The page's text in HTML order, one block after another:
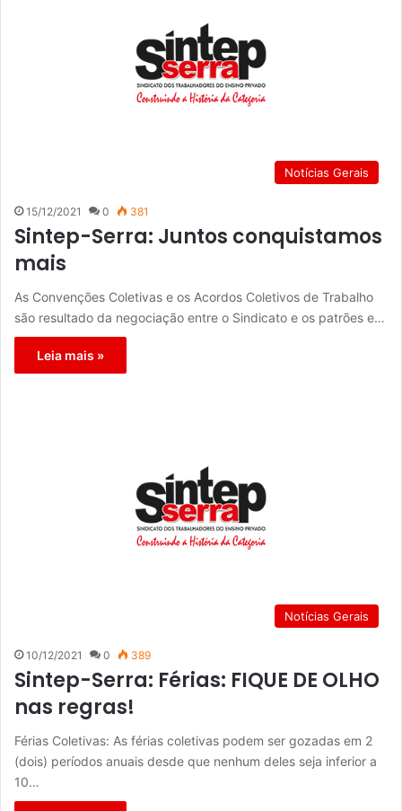
Notícias Gerais
15/12/2021 0 381
Sintep-Serra: Juntos conquistamos
mais
As Convenções Coletivas e os Acordos Coletivos de Trabalho
são resultado da negociação entre o Sindicato e os patrões e…
Leia mais »
Notícias Gerais
10/12/2021 0 389
Sintep-Serra: Férias: FIQUE DE OLHO
nas regras!
Férias Coletivas: As férias coletivas podem ser gozadas em 2
(dois) períodos anuais desde que nenhum deles seja inferior a
10…